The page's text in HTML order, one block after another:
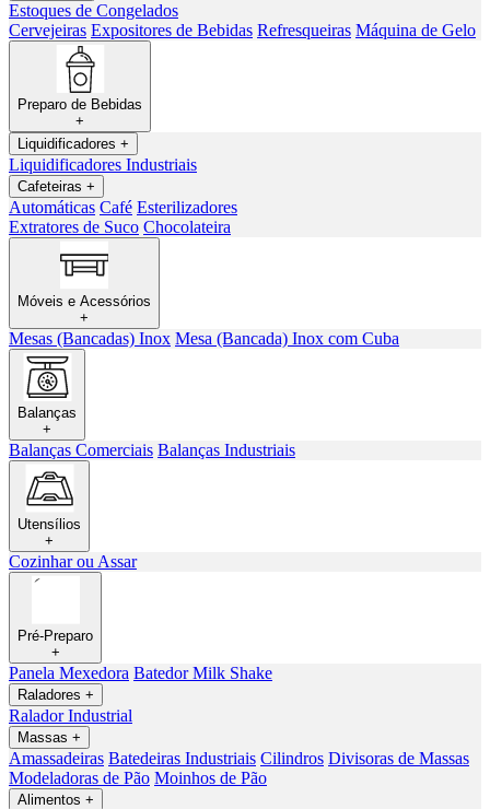
Estoques de Congelados
Cervejeiras Expositores de Bebidas Refresqueiras Máquina de Gelo
Preparo de Bebidas
+
Liquidificadores +
Liquidificadores Industriais
Cafeteiras +
Automáticas Café Esterilizadores
Extratores de Suco Chocolateira
Móveis e Acessórios
+
Mesas (Bancadas) Inox Mesa (Bancada) Inox com Cuba
Balanças
+
Balanças Comerciais Balanças Industriais
Utensílios
+
Cozinhar ou Assar
Pré-Preparo
+
Panela Mexedora Batedor Milk Shake
Raladores +
Ralador Industrial
Massas +
Amassadeiras Batedeiras Industriais Cilindros Divisoras de Massas
Modeladoras de Pão Moinhos de Pão
Alimentos +